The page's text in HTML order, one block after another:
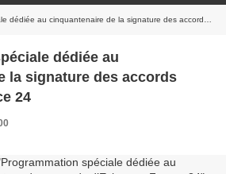
au cinquantenaire de la signature des accords d’Evian sur France 24
dédiée au
la signature des accords
24